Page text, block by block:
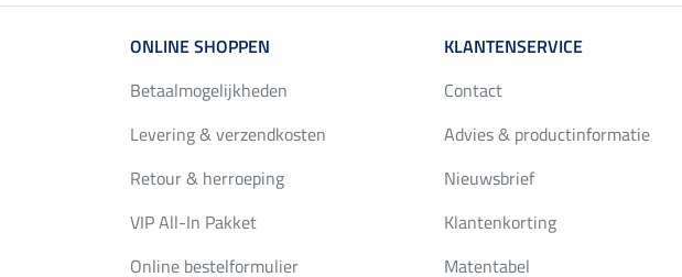
ONLINE SHOPPEN
Betaalmogelijkheden
Levering & verzendkosten
Retour & herroeping
VIP All-In Pakket
Online bestelformulier
KLANTENSERVICE
Contact
Advies & productinformatie
Nieuwsbrief
Klantenkorting
Matentabel